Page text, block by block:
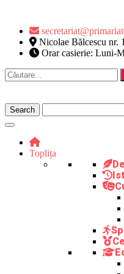
Nicolae Bălcescu nr.
Orar casierie: Luni-
Toplița